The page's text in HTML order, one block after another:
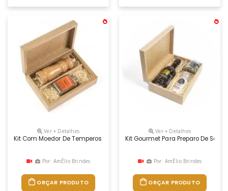
Ver + Detalhes
Kit Com Moedor De Temperos E 02 Potes De Temperos Em Embalagem
Por: AmÉlio Brindes
ORÇAR PRODUTO
Ver + Detalhes
Kit Gourmet Para Preparo De
Por: AmÉlio Brindes
ORÇAR PRODUTO